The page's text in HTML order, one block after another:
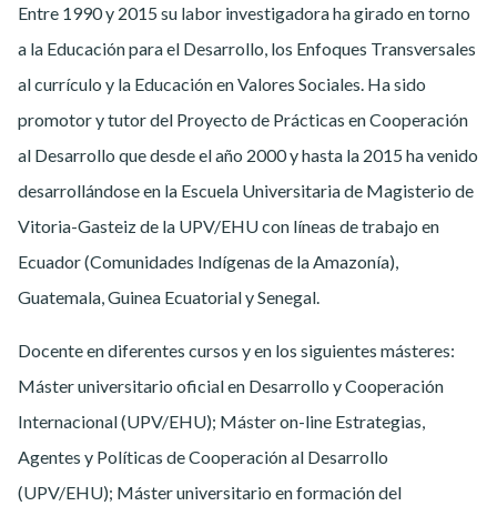
Entre 1990 y 2015 su labor investigadora ha girado en torno
a la Educación para el Desarrollo, los Enfoques Transversales
al currículo y la Educación en Valores Sociales. Ha sido
promotor y tutor del Proyecto de Prácticas en Cooperación
al Desarrollo que desde el año 2000 y hasta la 2015 ha venido
desarrollándose en la Escuela Universitaria de Magisterio de
Vitoria-Gasteiz de la UPV/EHU con líneas de trabajo en
Ecuador (Comunidades Indígenas de la Amazonía),
Guatemala, Guinea Ecuatorial y Senegal.
Docente en diferentes cursos y en los siguientes másteres:
Máster universitario oficial en Desarrollo y Cooperación
Internacional (UPV/EHU); Máster on-line Estrategias,
Agentes y Políticas de Cooperación al Desarrollo
(UPV/EHU); Máster universitario en formación del